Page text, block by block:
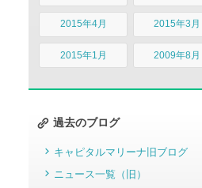
2015年4月 2015年3月
2015年1月 2009年8月
過去のブログ
キャピタルマリーナ旧ブログ
ニュース一覧（旧）